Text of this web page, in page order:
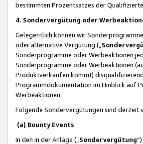
bestimmten Prozentsatzes der
4. Sondervergütung oder
Gelegentlich können wir
oder alternative Vergütung („
Sonderprogramme oder Werbeaktionen
Sonderprogramme oder Werbeaktionen
Produktverkäufen kommt)
Programmdokumentation im Hinblick auf
Werbeaktionen.
Folgende Sondervergütungen sind derzeit
(a) Bounty Events
In den in derAnlage („ Sondervergütung